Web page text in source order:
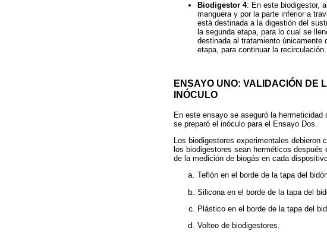
Biodigestor 4: En este biodigestor,
manguera y por la parte inferior a
está destinada a la digestión del
la segunda etapa, para lo cual se
destinada al tratamiento únicamente
etapa, para continuar la recirculación.
ENSAYO UNO: VALIDACIÓN DE
INÓCULO
En este ensayo se aseguró la
se preparó el inóculo para el Ensayo Dos.
Los biodigestores experimentales
los biodigestores sean herméticos
de la medición de biogás en cada
Teflón en el borde de la tapa del
Silicona en el borde de la tapa del
Plástico en el borde de la tapa del
Volteo de biodigestores.